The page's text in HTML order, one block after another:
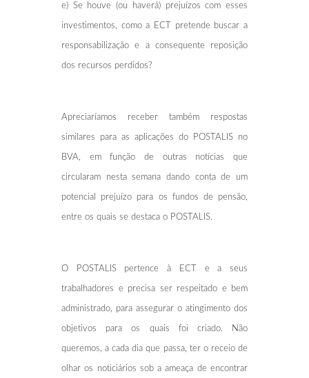
e) Se houve (ou haverá) prejuízos com esses
investimentos, como a ECT pretende buscar a
responsabilização e a consequente reposição
dos recursos perdidos?
Apreciaríamos receber também respostas
similares para as aplicações do POSTALIS no
BVA, em função de outras notícias que
circularam nesta semana dando conta de um
potencial prejuízo para os fundos de pensão,
entre os quais se destaca o POSTALIS.
O POSTALIS pertence à ECT e a seus
trabalhadores e precisa ser respeitado e bem
administrado, para assegurar o atingimento dos
objetivos para os quais foi criado. Não
queremos, a cada dia que passa, ter o receio de
olhar os noticiários sob a ameaça de encontrar